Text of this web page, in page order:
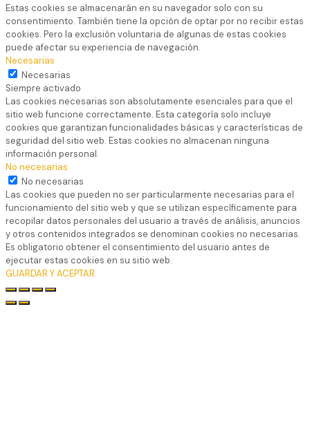
Estas cookies se almacenarán en su navegador solo con su
consentimiento. También tiene la opción de optar por no recibir estas
cookies. Pero la exclusión voluntaria de algunas de estas cookies
puede afectar su experiencia de navegación.
Necesarias
Necesarias
Siempre activado
Las cookies necesarias son absolutamente esenciales para que el
sitio web funcione correctamente. Esta categoría solo incluye
cookies que garantizan funcionalidades básicas y características de
seguridad del sitio web. Estas cookies no almacenan ninguna
información personal.
No necesarias
No necesarias
Las cookies que pueden no ser particularmente necesarias para el
funcionamiento del sitio web y que se utilizan específicamente para
recopilar datos personales del usuario a través de análisis, anuncios
y otros contenidos integrados se denominan cookies no necesarias.
Es obligatorio obtener el consentimiento del usuario antes de
ejecutar estas cookies en su sitio web.
GUARDAR Y ACEPTAR